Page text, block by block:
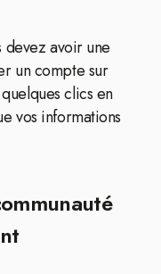
devez avoir une
un compte sur
clics en
vos informations